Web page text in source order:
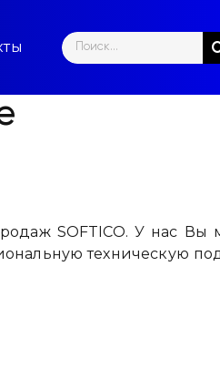
Search
for:
SOFTICO. У нас Вы
техническую